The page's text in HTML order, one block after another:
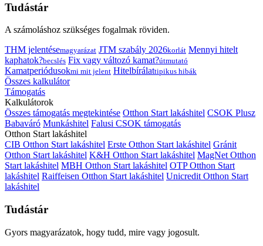
Tudástár
A számoláshoz szükséges fogalmak röviden.
THM jelentésemagyarázat JTM szabály 2026korlát Mennyi hitelt
kaphatok?becslés Fix vagy változó kamat?útmutató
Kamatperiódusokmi mit jelent Hitelbírálattipikus hibák
Összes kalkulátor
Támogatás
Kalkulátorok
Összes támogatás megtekintése Otthon Start lakáshitel CSOK Plusz
Babaváró Munkáshitel Falusi CSOK támogatás
Otthon Start lakáshitel
CIB Otthon Start lakáshitel Erste Otthon Start lakáshitel Gránit
Otthon Start lakáshitel K&H Otthon Start lakáshitel MagNet Otthon
Start lakáshitel MBH Otthon Start lakáshitel OTP Otthon Start
lakáshitel Raiffeisen Otthon Start lakáshitel Unicredit Otthon Start
lakáshitel
Tudástár
Gyors magyarázatok, hogy tudd, mire vagy jogosult.